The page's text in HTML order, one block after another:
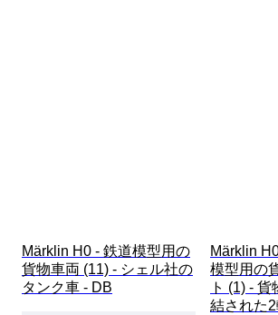
Märklin H0 - 鉄道模型用の
貨物車両 (11) - シェル社の
タンク車 - DB
Märklin
模型用の
ト (1) -
結された